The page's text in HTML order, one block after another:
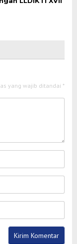
yang wajib ditandai *